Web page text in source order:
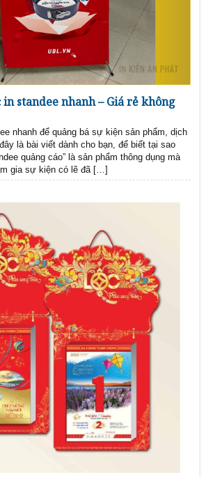
standee nhanh – Giá rẻ không
nhanh để quảng bá sự kiện sản phẩm, dịch
là bài viết dành cho bạn, để biết tại sao
quảng cáo” là sản phẩm thông dụng mà
gia sự kiện có lẽ đã […]